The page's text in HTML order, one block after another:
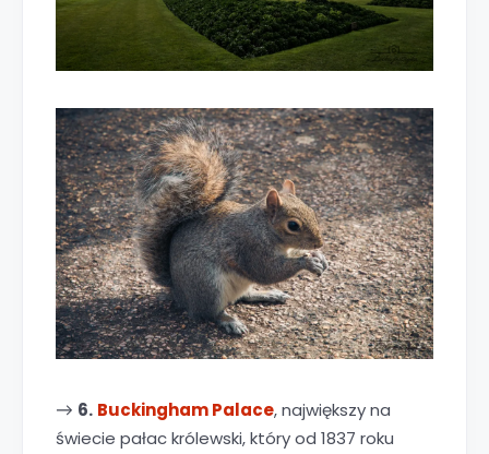
→ 6. Buckingham Palace, największy na
świecie pałac królewski, który od 1837 roku